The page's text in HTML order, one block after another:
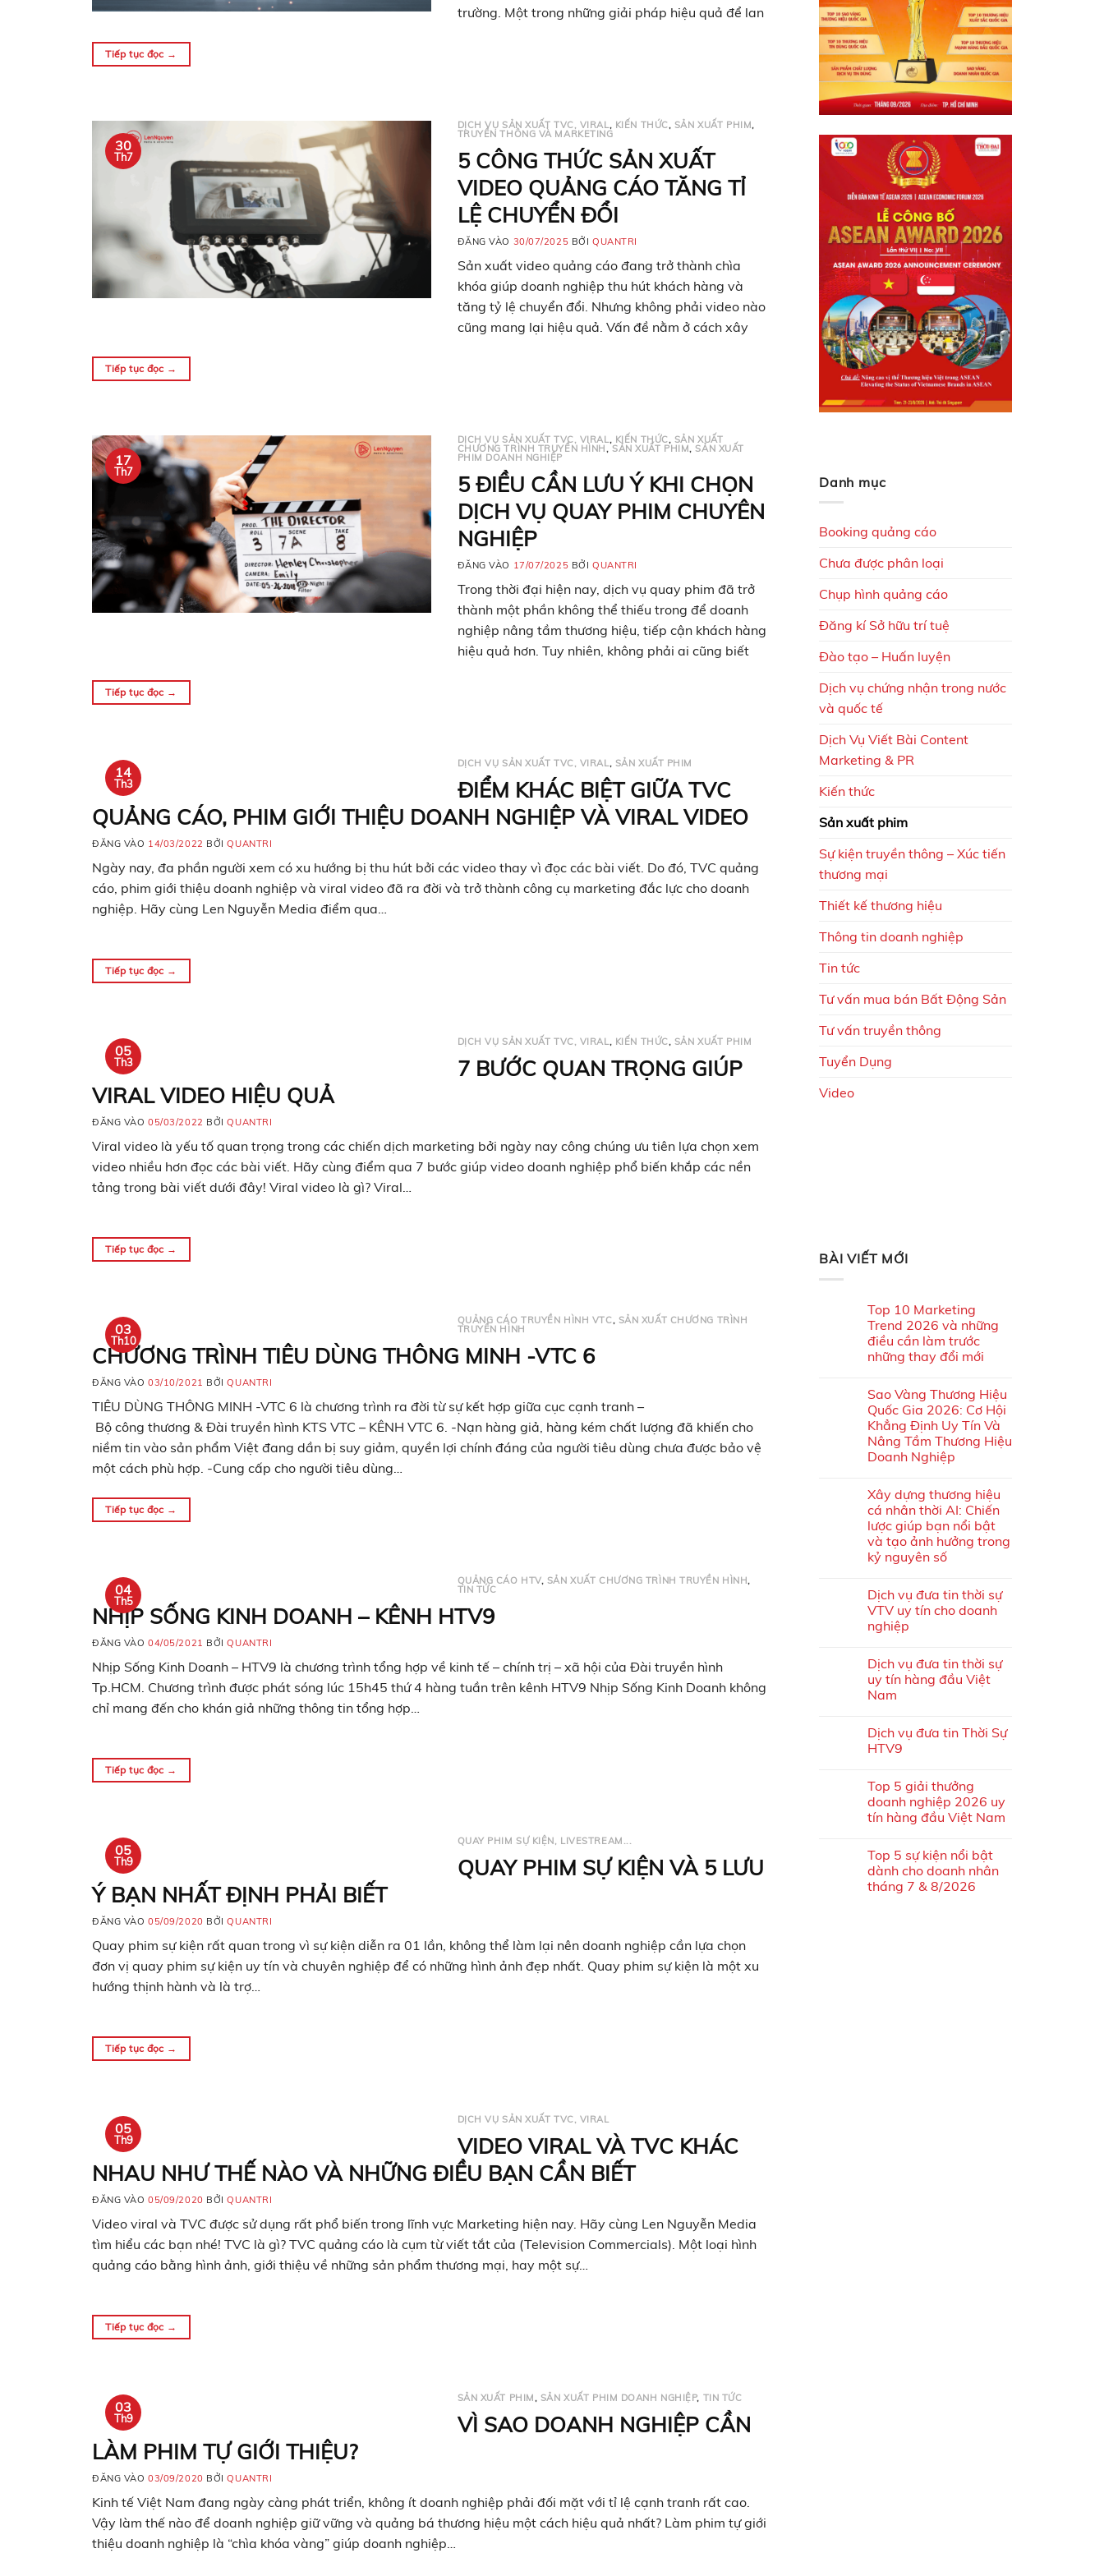
trường. Một trong những giải pháp hiệu quả để lan
Tiếp tục đọc →
30
Th7
DỊCH VỤ SẢN XUẤT TVC, VIRAL , KIẾN THỨC, SẢN XUẤT PHIM,
TRUYỀN THÔNG VÀ MARKETING
5 CÔNG THỨC SẢN XUẤT
VIDEO QUẢNG CÁO TĂNG TỈ
LỆ CHUYỂN ĐỔI
ĐĂNG VÀO 30/07/2025 BỞI QUANTRI
Sản xuất video quảng cáo đang trở thành chìa
khóa giúp doanh nghiệp thu hút khách hàng và
tăng tỷ lệ chuyển đổi. Nhưng không phải video nào
cũng mang lại hiệu quả. Vấn đề nằm ở cách xây
Tiếp tục đọc →
17
Th7
DỊCH VỤ SẢN XUẤT TVC, VIRAL , KIẾN THỨC, SẢN XUẤT
CHƯƠNG TRÌNH TRUYỀN HÌNH ,SẢN XUẤT PHIM,SẢN XUẤT
PHIM DOANH NGHIỆP
5 ĐIỀU CẦN LƯU Ý KHI CHỌN
DỊCH VỤ QUAY PHIM CHUYÊN
NGHIỆP
ĐĂNG VÀO 17/07/2025 BỞI QUANTRI
Trong thời đại hiện nay, dịch vụ quay phim đã trở
thành một phần không thể thiếu trong để doanh
nghiệp nâng tầm thương hiệu, tiếp cận khách hàng
hiệu quả hơn. Tuy nhiên, không phải ai cũng biết
Tiếp tục đọc →
14
Th3
DỊCH VỤ SẢN XUẤT TVC, VIRAL , SẢN XUẤT PHIM
ĐIỂM KHÁC BIỆT GIỮA TVC
QUẢNG CÁO, PHIM GIỚI THIỆU DOANH NGHIỆP VÀ VIRAL VIDEO
ĐĂNG VÀO 14/03/2022 BỞIQUANTRI
Ngày nay, đa phần người xem có xu hướng bị thu hút bởi các video thay vì đọc các bài viết. Do đó, TVC quảng
cáo, phim giới thiệu doanh nghiệp và viral video đã ra đời và trở thành công cụ marketing đắc lực cho doanh
nghiệp. Hãy cùng Len Nguyễn Media điểm qua…
Tiếp tục đọc →
05
Th3
DỊCH VỤ SẢN XUẤT TVC, VIRAL , KIẾN THỨC, SẢN XUẤT PHIM
7 BƯỚC QUAN TRỌNG GIÚP
VIRAL VIDEO HIỆU QUẢ
ĐĂNG VÀO05/03/2022 BỞIQUANTRI
Viral video là yếu tố quan trọng trong các chiến dịch marketing bởi ngày nay công chúng ưu tiên lựa chọn xem
video nhiều hơn đọc các bài viết. Hãy cùng điểm qua 7 bước giúp video doanh nghiệp phổ biến khắp các nền
tảng trong bài viết dưới đây! Viral video là gì? Viral…
Tiếp tục đọc →
03
Th10
QUẢNG CÁO TRUYỀN HÌNH VTC, SẢN XUẤT CHƯƠNG TRÌNH
TRUYỀN HÌNH
CHƯƠNG TRÌNH TIÊU DÙNG THÔNG MINH -VTC 6
ĐĂNG VÀO03/10/2021 BỞIQUANTRI
TIÊU DÙNG THÔNG MINH -VTC 6 là chương trình ra đời từ sự kết hợp giữa cục cạnh tranh –
Bộ công thương & Đài truyền hình KTS VTC – KÊNH VTC 6. -Nạn hàng giả, hàng kém chất lượng đã khiến cho
niềm tin vào sản phẩm Việt đang dần bị suy giảm, quyền lợi chính đáng của người tiêu dùng chưa được bảo vệ
một cách phù hợp. -Cung cấp cho người tiêu dùng…
Tiếp tục đọc →
04
Th5
QUẢNG CÁO HTV, SẢN XUẤT CHƯƠNG TRÌNH TRUYỀN HÌNH,
TIN TỨC
NHỊP SỐNG KINH DOANH – KÊNH HTV9
ĐĂNG VÀO04/05/2021 BỞIQUANTRI
Nhịp Sống Kinh Doanh – HTV9 là chương trình tổng hợp về kinh tế – chính trị – xã hội của Đài truyền hình
Tp.HCM. Chương trình được phát sóng lúc 15h45 thứ 4 hàng tuần trên kênh HTV9 Nhịp Sống Kinh Doanh không
chỉ mang đến cho khán giả những thông tin tổng hợp…
Tiếp tục đọc →
05
Th9
QUAY PHIM SỰ KIỆN, LIVESTREAM...
QUAY PHIM SỰ KIỆN VÀ 5 LƯU
Ý BẠN NHẤT ĐỊNH PHẢI BIẾT
ĐĂNG VÀO05/09/2020 BỞIQUANTRI
Quay phim sự kiện rất quan trong vì sự kiện diễn ra 01 lần, không thể làm lại nên doanh nghiệp cần lựa chọn
đơn vị quay phim sự kiện uy tín và chuyên nghiệp để có những hình ảnh đẹp nhất. Quay phim sự kiện là một xu
hướng thịnh hành và là trợ…
Tiếp tục đọc →
05
Th9
DỊCH VỤ SẢN XUẤT TVC, VIRAL
VIDEO VIRAL VÀ TVC KHÁC
NHAU NHƯ THẾ NÀO VÀ NHỮNG ĐIỀU BẠN CẦN BIẾT
ĐĂNG VÀO05/09/2020 BỞIQUANTRI
Video viral và TVC được sử dụng rất phổ biến trong lĩnh vực Marketing hiện nay. Hãy cùng Len Nguyễn Media
tìm hiểu các bạn nhé! TVC là gì? TVC quảng cáo là cụm từ viết tắt của (Television Commercials). Một loại hình
quảng cáo bằng hình ảnh, giới thiệu về những sản phẩm thương mại, hay một sự…
Tiếp tục đọc →
03
Th9
SẢN XUẤT PHIM , SẢN XUẤT PHIM DOANH NGHIỆP, TIN TỨC
VÌ SAO DOANH NGHIỆP CẦN
LÀM PHIM TỰ GIỚI THIỆU?
ĐĂNG VÀO03/09/2020 BỞIQUANTRI
Kinh tế Việt Nam đang ngày càng phát triển, không ít doanh nghiệp phải đối mặt với tỉ lệ cạnh tranh rất cao.
Vậy làm thế nào để doanh nghiệp giữ vững và quảng bá thương hiệu một cách hiệu quả nhất? Làm phim tự giới
thiệu doanh nghiệp là “chìa khóa vàng” giúp doanh nghiệp…
Danh mục
Booking quảng cáo
Chưa được phân loại
Chụp hình quảng cáo
Đăng kí Sở hữu trí tuệ
Đào tạo – Huấn luyện
Dịch vụ chứng nhận trong nước
và quốc tế
Dịch Vụ Viết Bài Content
Marketing & PR
Kiến thức
Sản xuất phim
Sự kiện truyền thông – Xúc tiến
thương mại
Thiết kế thương hiệu
Thông tin doanh nghiệp
Tin tức
Tư vấn mua bán Bất Động Sản
Tư vấn truyền thông
Tuyển Dụng
Video
BÀI VIẾT MỚI
Top 10 Marketing
Trend 2026 và những
điều cần làm trước
những thay đổi mới
Sao Vàng Thương Hiệu
Quốc Gia 2026: Cơ Hội
Khẳng Định Uy Tín Và
Nâng Tầm Thương Hiệu
Doanh Nghiệp
Xây dựng thương hiệu
cá nhân thời AI: Chiến
lược giúp bạn nổi bật
và tạo ảnh hưởng trong
kỷ nguyên số
Dịch vụ đưa tin thời sự
VTV uy tín cho doanh
nghiệp
Dịch vụ đưa tin thời sự
uy tín hàng đầu Việt
Nam
Dịch vụ đưa tin Thời Sự
HTV9
Top 5 giải thưởng
doanh nghiệp 2026 uy
tín hàng đầu Việt Nam
Top 5 sự kiện nổi bật
dành cho doanh nhân
tháng 7 & 8/2026